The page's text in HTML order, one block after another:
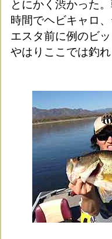
とにかく渋かった
時間でヘビキャロ
エスタ前に例のビ
やはりここでは釣